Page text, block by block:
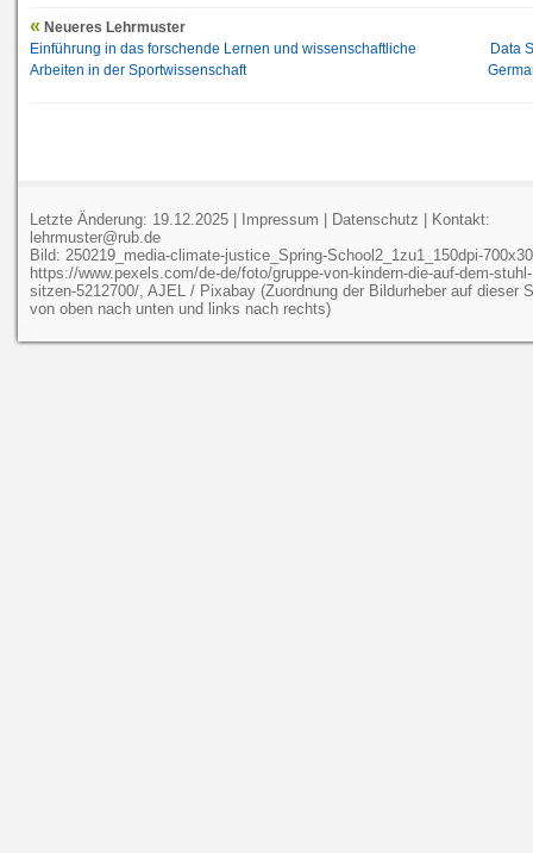
Data
Neueres Lehrmuster
Einführung in das forschende Lernen und wissenschaftliche
Arbeiten in der Sportwissenschaft
Letzte Änderung: 19.12.2025 | Impressum | Datenschutz | Kontakt:
lehrmuster@rub.de
Bild: 250219_media-climate-justice_Spring-School2_1zu1_150dpi-
https://www.pexels.com/de-de/foto/gruppe-von-kindern-die-auf-dem-stuhl-
sitzen-5212700/, AJEL / Pixabay (Zuordnung der Bildurheber auf dieser
von oben nach unten und links nach rechts)